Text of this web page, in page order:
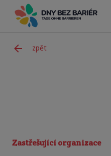
zpět
Zastřešující organizace